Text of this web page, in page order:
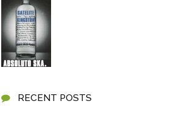
RECENT POSTS